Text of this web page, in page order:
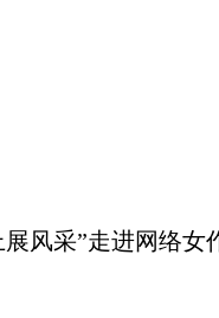
风采”走进网络女